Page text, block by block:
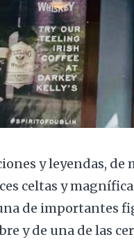
y leyendas, de
celtas y
de importantes
y de una de las